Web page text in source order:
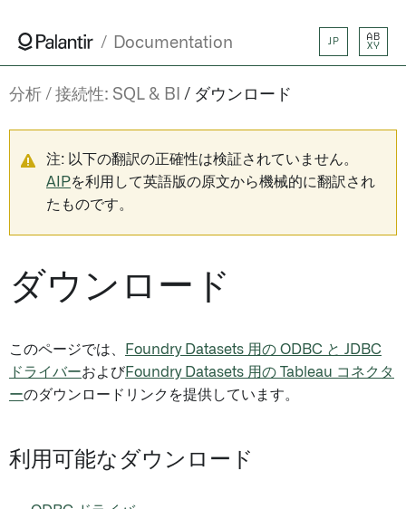
Documentation JP
AB
XY
分析 接続性: SQL & BI ダウンロード
注: 以下の翻訳の正確性は検証されていません。
AIPを利用して英語版の原文から機械的に翻訳され
たものです。
ダウンロード
このページでは、
Foundry Datasets 用の ODBC と JDBC
ドライバーおよびFoundry Datasets 用の Tableau コネクタ
ーのダウンロードリンクを提供しています。
利用可能なダウンロード